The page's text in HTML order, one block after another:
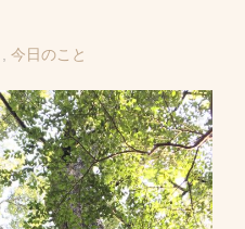
今日のこと